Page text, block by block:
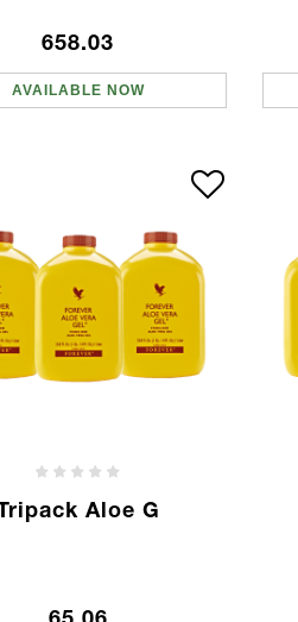
658.03
AVAILABLE NOW
Tripack Aloe G